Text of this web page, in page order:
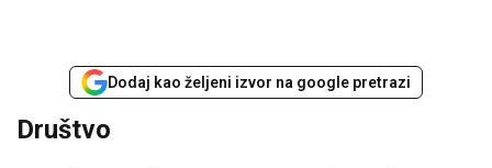
Dodaj kao željeni izvor na google pretrazi
Društvo